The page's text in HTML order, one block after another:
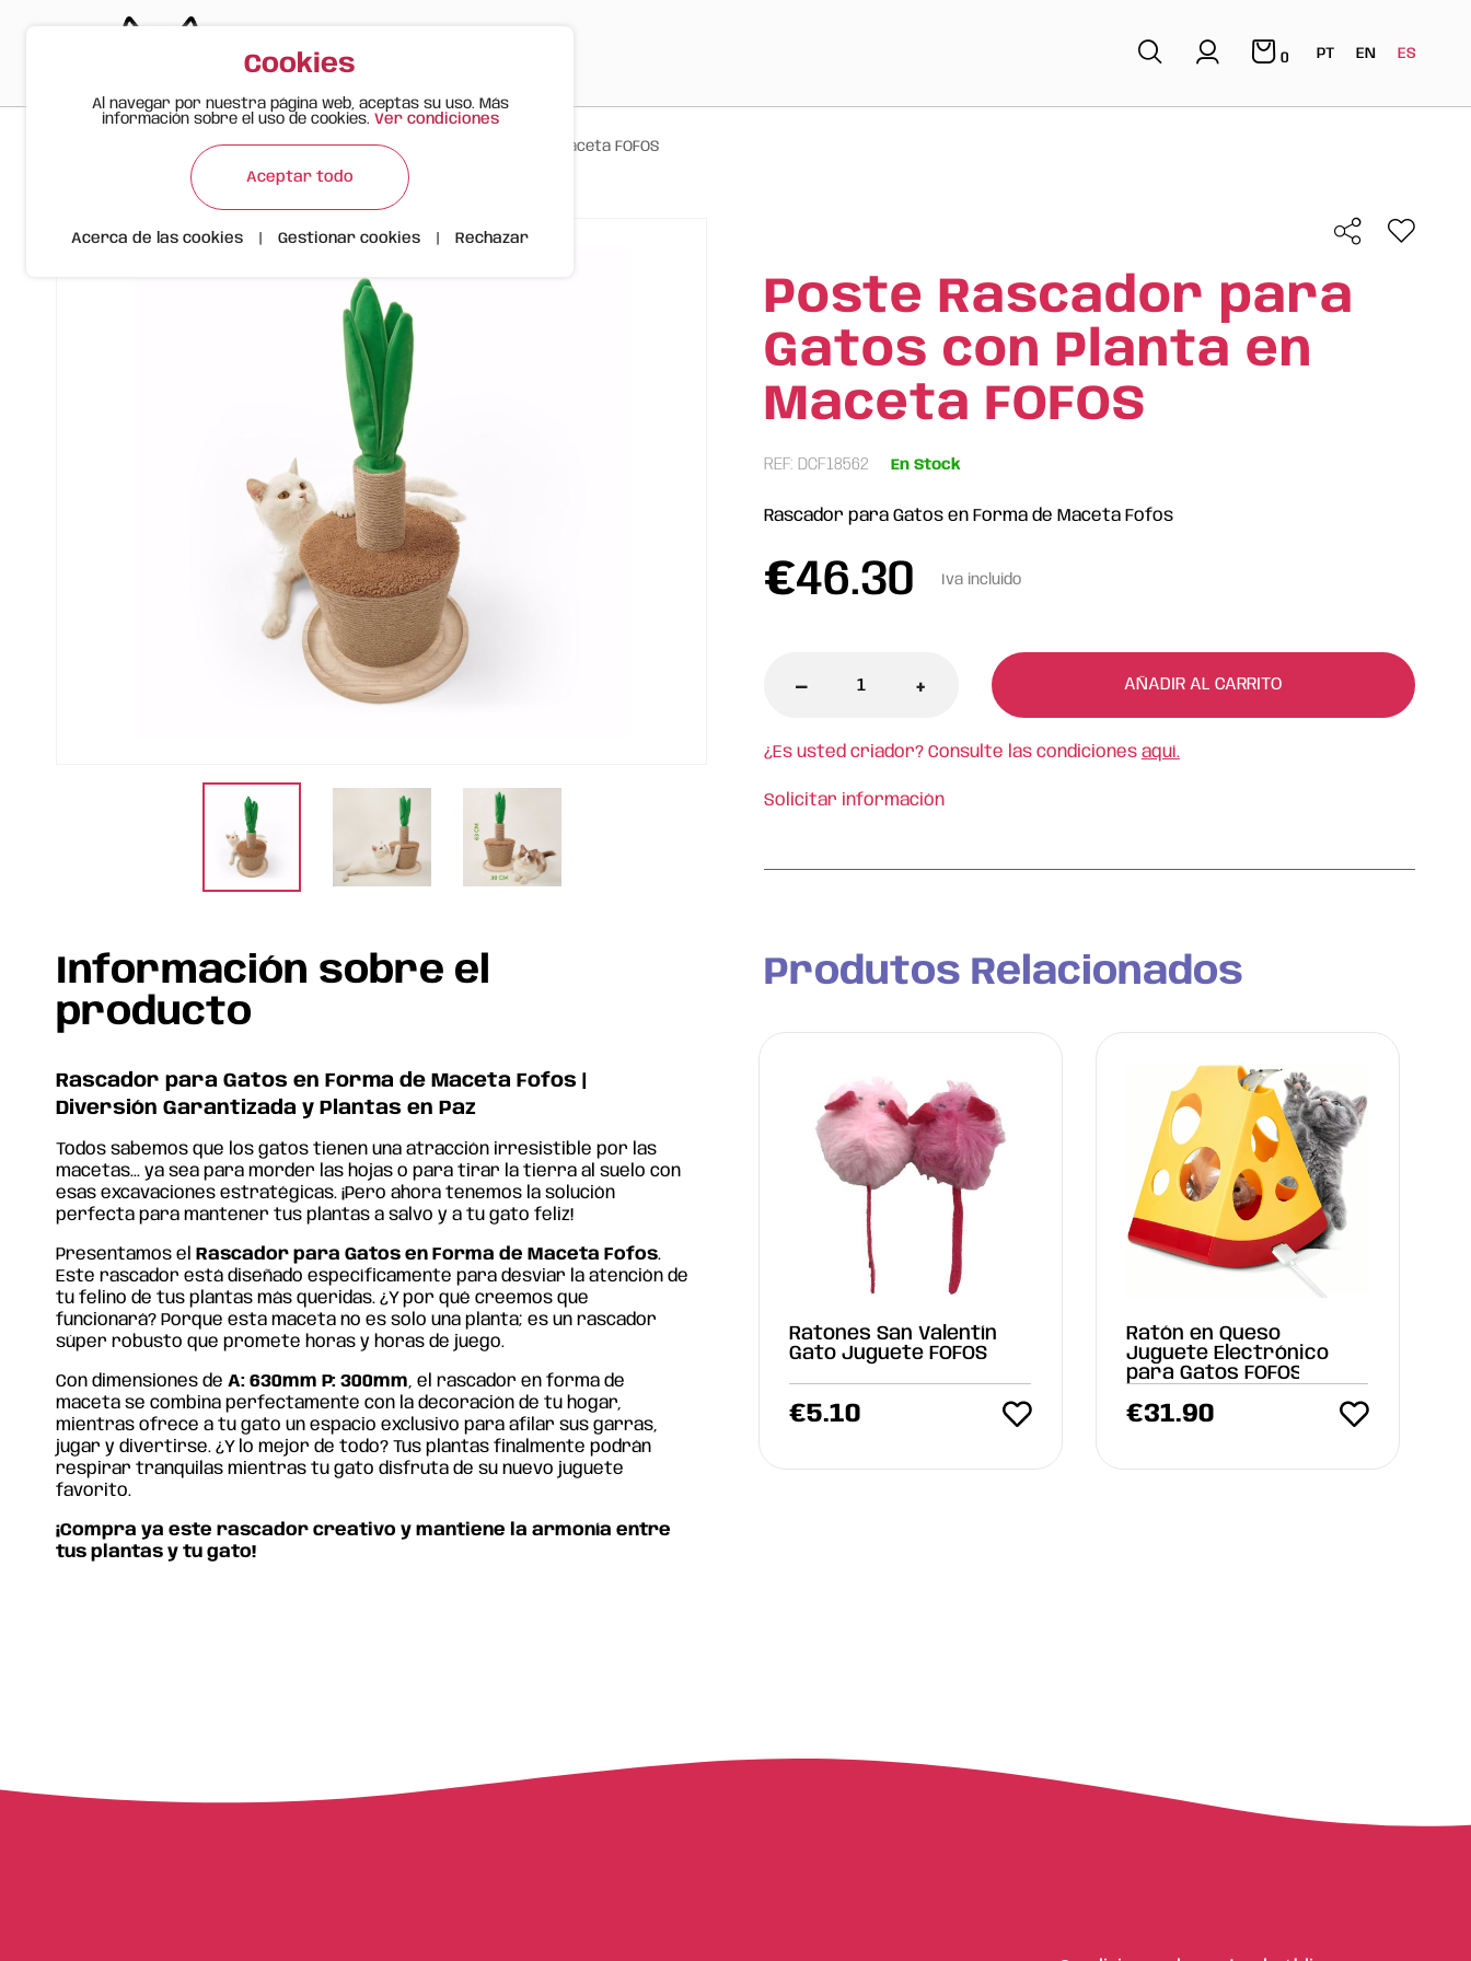
0 PT EN ES
Productos > > Poste Rascador para Gatos con Planta en Maceta FOFOS
Poste Rascador para
Gatos con Planta en
Maceta FOFOS
REF: DCF18562 En Stock
Rascador para Gatos en Forma de Maceta Fofos
€46.30 Iva incluido
- + AÑADIR AL CARRITO
¿Es usted criador? Consulte las condiciones aquí.
Solicitar información
Información sobre el
producto
Rascador para Gatos en Forma de Maceta Fofos |
Diversión Garantizada y Plantas en Paz
Todos sabemos que los gatostienen unaatracción irresistible por las
macetas...ya sea para morder las hojas o para tirar latierra alsuelo con
esas excavaciones estratégicas. ¡Peroahora tenemos lasolución
perfecta paramantener tus plantas a salvo y a tu gato feliz!
Presentamos el Rascador para Gatosen Forma de Maceta Fofos.
Este rascador estádiseñado específicamente para desviar laatención de
tu felino detus plantas más queridas. ¿Y porqué creemos que
funcionará? Porque esta maceta noes solo una planta;es un rascador
súper robusto que promete horas y horas de juego.
Con dimensiones deA: 630mm P: 300mm, el rascadoren forma de
maceta se combinaperfectamente con ladecoración de tu hogar,
mientras ofrece a tu gatoun espacio exclusivo para afilar sus garras,
jugar ydivertirse. ¿Y lomejor de todo?Tus plantas finalmentepodrán
respirar tranquilasmientras tu gato disfruta desu nuevo juguete
favorito.
¡Compraya este rascadorcreativo ymantiene laarmonía entre
tus plantas ytu gato!
Produtos Relacionados
Ratones San Valentín
Gato Juguete FOFOS
€5.10
Ratón en Queso
Juguete Electrónico
para Gatos FOFOS
€31.90
Cookies
Al navegar por nuestra página web, aceptas su uso. Más
información sobre el uso de cookies. Ver condiciones
Aceptar todo
Acerca de las cookies Gestionar cookies Rechazar